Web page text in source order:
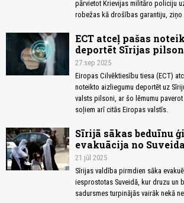
pārvietot Krievijas militāro policiju
robežas kā drošības garantiju, ziņo
ECT atceļ pašas
deportēt Sīrijas
27.sep 2025
Eiropas Cilvēktiesību tiesa (ECT)
noteikto aizliegumu deportēt uz
valsts pilsoni, ar šo lēmumu
soļiem arī citās Eiropas valstīs.
Sīrijā sākas beduīnu
evakuācija no
21.jūl 2025
Sīrijas valdība pirmdien sāka
iesprostotas Suveidā, kur druzu un
sadursmes turpinājās vairāk nekā